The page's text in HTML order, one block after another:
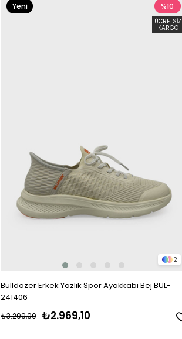
2
Bulldozer Erkek Yazlık Spor Ayakkabı Bej BUL-
241406
₺2.969,10
₺3.299,00
%10
ÜCRETSIZ
KARGO
Yeni